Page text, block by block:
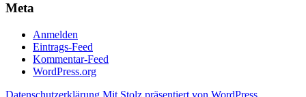
Meta
Anmelden
Eintrags-Feed
Kommentar-Feed
WordPress.org
Datenschutzerklärung Mit Stolz präsentiert von WordPress